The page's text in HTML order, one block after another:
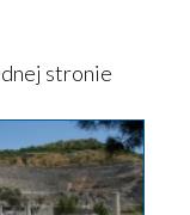
stronie